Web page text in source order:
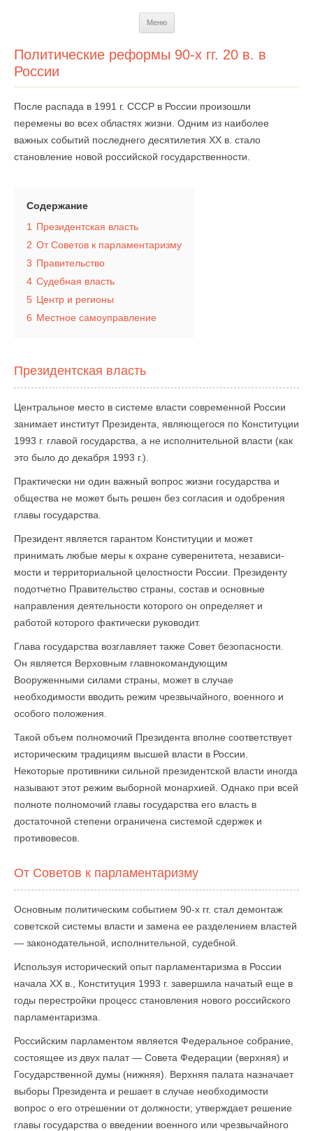
Меню
Политические реформы 90-х гг. 20 в. в
России
После распада в 1991 г. СССР в России произошли
перемены во всех областях жизни. Одним из наиболее
важных событий последнего десятилетия XX в. стало
становление новой российской государственности.
Содержание
1
Президентская власть
2 От Советов к парламентаризму
3 Правительство
4 Судебная власть
5 Центр и регионы
6 Местное самоуправление
Президентская власть
Центральное место в системе власти современной России
занимает институт Президента, являющегося по Конституции
1993 г. главой государства, а не исполнительной власти (как
это было до декабря 1993 г.).
Практически ни один важный вопрос жизни государства и
общества не может быть решен без согласия и одобрения
главы государства.
Президент является гарантом Конституции и может
принимать любые меры к охране суверенитета, независи­
мости и территориальной целостности России. Президенту
подотчетно Правительство страны, состав и основные
направления деятельности которого он определяет и
работой которого фактически руководит.
Глава государства возглавляет также Совет безопасности.
Он является Верховным главнокомандующим
Вооруженными силами страны, может в случае
необходимости вводить режим чрезвычайного, военного и
особого положения.
Такой объем полномочий Президента вполне соответствует
историческим традициям высшей власти в России.
Некоторые противники сильной президентской власти иногда
называют этот режим выборной монархией. Однако при всей
полноте полномочий главы государства его власть в
достаточной степени ограничена системой сдержек и
противовесов.
От Советов к парламентаризму
Основным политическим событием 90-х гг. стал демонтаж
советской системы власти и замена ее разделением властей
— законодательной, исполнительной, судебной.
Используя исторический опыт парламентаризма в России
начала XX в., Конституция 1993 г. завершила начатый еще в
годы перестройки процесс становления нового российского
парламентаризма.
Российским парламентом является Федеральное собрание,
состоящее из двух палат — Совета Федерации (верхняя) и
Государственной думы (нижняя). Верхняя палата назначает
выборы Президента и решает в случае необходимости
вопрос о его отрешении от должности; утверждает решение
главы государства о введении военного или чрезвычайного